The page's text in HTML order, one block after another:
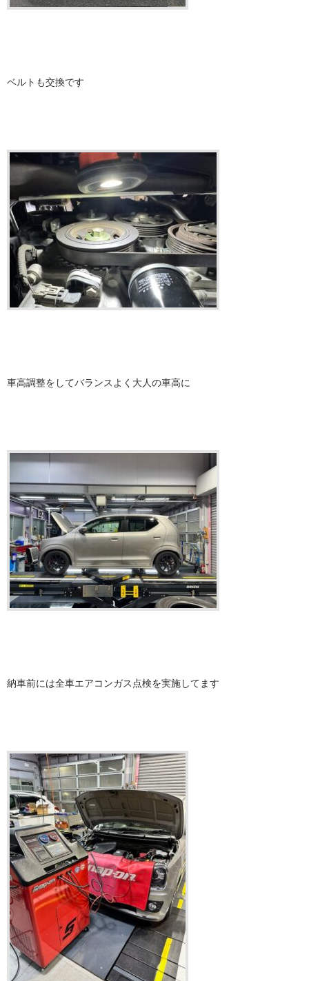
ベルトも交換です
車高調整をしてバランスよく大人の車高に
納車前には全車エアコンガス点検を実施してます